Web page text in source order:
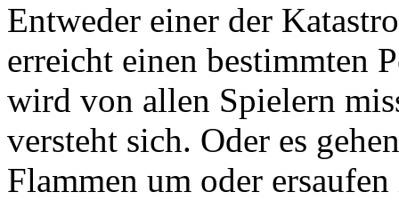
Entweder einer der
erreicht einen bestimmten
wird von allen Spielern
versteht sich. Oder es
Flammen um oder